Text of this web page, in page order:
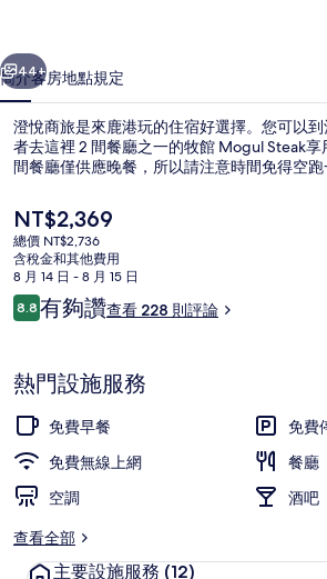
集
個 下一個
44+
簡介客房地點規定
澄悅商旅是來鹿港玩的住宿好選擇。您可以
者去這裡 2 間餐廳之一的牧館 Mogul Steak
間餐廳僅供應晚餐，所以請注意時間免得空跑
目
前
的
價
格
是
NT$2,369
總價 NT$2,736
含稅金和其他費用
8 月 14 日 - 8 月 15 日
評
論
8.88.8 分，滿分 10 分，
有夠讚查看 228 則評論
熱門設施服務
免費早餐
免費
免費無線上網
餐廳
空調
酒吧
查看全部
主要設施服務 (12)